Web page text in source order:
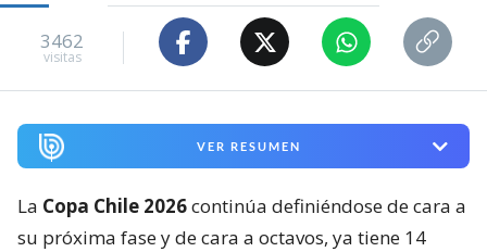
3462
visitas
VER RESUMEN
La Copa Chile 2026continúa definiéndose de cara a
su próxima fase y de cara a octavos, ya tiene 14